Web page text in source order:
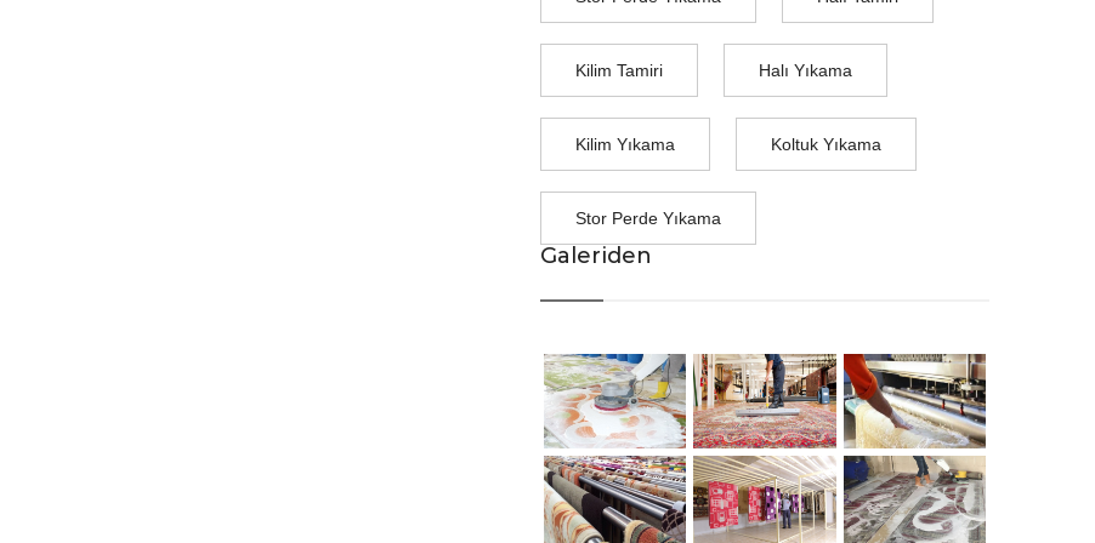
Kilim Tamiri Halı Yıkama
Kilim Yıkama Koltuk Yıkama
Stor Perde Yıkama
Galeriden